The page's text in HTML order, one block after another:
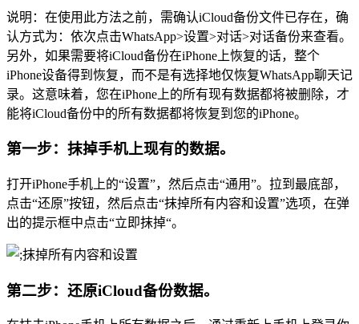
说明：在使用此方法之前，需确认iCloud备份文件已存在，确
认方式为：依次点击WhatsApp>设置>对话>对话备份来查看。
另外，如果需要将iCloud备份在iPhone上恢复的话，整个
iPhone设备得到恢复，而不是有选择地仅恢复WhatsApp聊天记
录。这意味着，您在iPhone上的所有现有数据都将被删除，才
能将iCloud备份中的所有数据都将恢复到您的iPhone。
第一步：抹掉手机上现有的数据。
打开iPhone手机上的“设置”，然后点击“通用”。拉到最底部，
点击“还原”按钮，然后点击“抹掉所有内容和设置”选项，在弹
出的提示框中点击“立即抹掉“。
第二步：还原iCloud备份数据。